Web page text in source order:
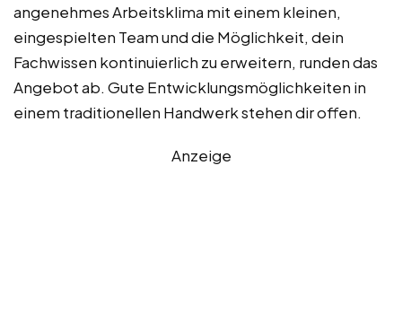
angenehmes Arbeitsklima mit einem kleinen,
eingespielten Team und die Möglichkeit, dein
Fachwissen kontinuierlich zu erweitern, runden das
Angebot ab. Gute Entwicklungsmöglichkeiten in
einem traditionellen Handwerk stehen dir offen.
Anzeige